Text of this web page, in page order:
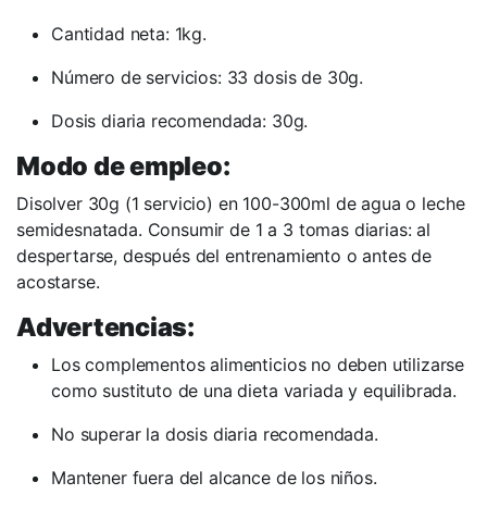
Cantidad neta: 1kg.
Número de servicios: 33 dosis de 30g.
Dosis diaria recomendada: 30g.
Modo de empleo:
Disolver 30g (1 servicio) en 100-300ml de agua o leche
semidesnatada. Consumir de 1 a 3 tomas diarias: al
despertarse, después del entrenamiento o antes de
acostarse.
Advertencias:
Los complementos alimenticios no deben utilizarse
como sustituto de una dieta variada y equilibrada.
No superar la dosis diaria recomendada.
Mantener fuera del alcance de los niños.